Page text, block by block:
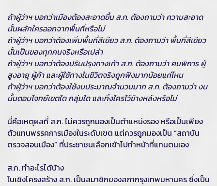
ถ้าผู้ว่าฯ บอกว่าเมืองต้องสะอาดขึ้น ส.ก. ต้องถามว่า ความสะอาด
นั้นผลักใครออกจากพื้นที่หรือไม่
ถ้าผู้ว่าฯ บอกว่าต้องเพิ่มพื้นที่สีเขียว ส.ก. ต้องถามว่า พื้นที่สีเขียว
นั้นเป็นของทุกคนจริงหรือเปล่า
ถ้าผู้ว่าฯ บอกว่าต้องปรับปรุงทางเท้า ส.ก. ต้องถามว่า คนพิการ ผู้
สูงอายุ ผู้ค้า และผู้ใช้ทางในชีวิตจริงถูกฟังมากน้อยแค่ไหน
ถ้าผู้ว่าฯ บอกว่าต้องใช้งบประมาณจำนวนมาก ส.ก. ต้องถามว่า งบ
นั้นตอบโจทย์เขตใด กลุ่มใด และทิ้งใครไว้ข้างหลังหรือไม่
นี่คือเหตุผลที่ ส.ก. ไม่ควรถูกมองเป็นตำแหน่งรอง หรือเป็นเพียง
ตัวแทนพรรคการเมืองในระดับเขต แต่ควรถูกมองเป็น “สถาบัน
ตรวจสอบเมือง” ที่ประชาชนเลือกเข้าไปทำหน้าที่แทนตนเอง
ส.ก. ทำอะไรได้บ้าง
ในเชิงโครงสร้าง ส.ก. เป็นสมาชิกของสภากรุงเทพมหานคร ซึ่งเป็น